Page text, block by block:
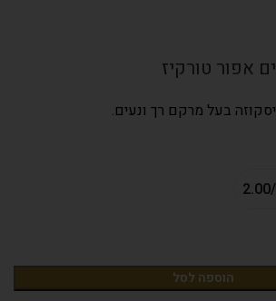
אפור טורקיז
בעל מרקם רך ונעים.
הוספה לסל